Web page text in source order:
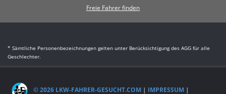
Freie Fahrer finden
* Sämtliche Personenbezeichnungen gelten unter Berücksichtigung des AGG für alle
Geschlechter.
© 2026 LKW-FAHRER-GESUCHT.COM | IMPRESSUM |